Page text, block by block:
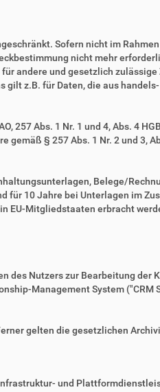
Sofern nicht im
nicht mehr
andere und gesetzlich
gilt z.B. für Daten, die aus
257 Abs. 1 Nr. 1 und 4, Abs. 4
§ 257 Abs. 1 Nr. 2 und 3,
Belege/
für 10 Jahre bei Unterlagen im
EU-Mitgliedstaaten erbracht
des Nutzers zur Bearbeitung der
Management System ("CRM
gelten die gesetzlichen
und